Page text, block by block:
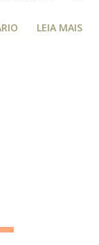
assim
LEIA MAIS